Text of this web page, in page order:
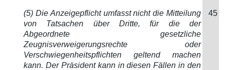
(5) Die Anzeigepflicht umfasst nicht die Mitteilung
von Tatsachen über Dritte, für die der
Abgeordnete gesetzliche
Zeugnisverweigerungsrechte oder
Verschwiegenheitspflichten geltend machen
kann. Der Präsident kann in diesen Fällen in den
45